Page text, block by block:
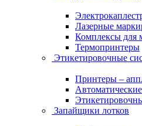
Лазерные
Комплексы для
Термопринтеры
Этикетировочные
Принтеры –
Запайщики лотков